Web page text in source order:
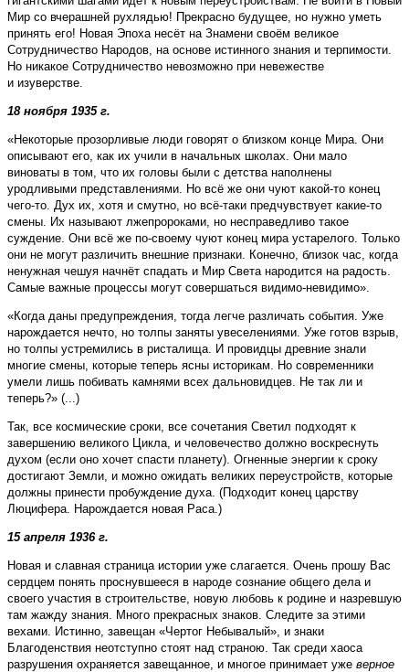
Мир со вчерашней рухлядью! Прекрасно будущее, но нужно уметь
принять его! Новая Эпоха несёт на Знамени своём великое
Сотрудничество Народов, на основе истинного знания и терпимости.
Но никакое Сотрудничество невозможно при невежестве
и изуверстве.
18 ноября 1935 г.
«Некоторые прозорливые люди говорят о близком конце Мира. Они
описывают его, как их учили в начальных школах. Они мало
виноваты в том, что их головы были с детства наполнены
уродливыми представлениями. Но всё же они чуют какой-то конец
чего-то. Дух их, хотя и смутно, но всё-таки предчувствует какие-то
смены. Их называют лжепророками, но несправедливо такое
суждение. Они всё же по-своему чуют конец мира устарелого. Только
они не могут различить внешние признаки. Конечно, близок час, когда
ненужная чешуя начнёт спадать и Мир Света народится на радость.
Самые важные процессы могут совершаться видимо-невидимо».
«Когда даны предупреждения, тогда легче различать события. Уже
нарождается нечто, но толпы заняты увеселениями. Уже готов взрыв,
но толпы устремились в ристалища. И провидцы древние знали
многие смены, которые теперь ясны историкам. Но современники
умели лишь побивать камнями всех дальновидцев. Не так ли и
теперь?» (...)
Так, все космические сроки, все сочетания Светил подходят к
завершению великого Цикла, и человечество должно воскреснуть
духом (если оно хочет спасти планету). Огненные энергии к сроку
достигают Земли, и можно ожидать великих переустройств, которые
должны принести пробуждение духа. (Подходит конец царству
Люцифера. Нарождается новая Раса.)
15 апреля 1936 г.
Новая и славная страница истории уже слагается. Очень прошу Вас
сердцем понять проснувшееся в народе сознание общего дела и
своего участия в строительстве, новую любовь к родине и назревшую
там жажду знания. Много прекрасных знаков. Следите за этими
вехами. Истинно, завещан «Чертог Небывалый», и знаки
Благоденствия неотступно стоят над страною. Так среди хаоса
разрушения охраняется завещанное, и многое принимает уже верное